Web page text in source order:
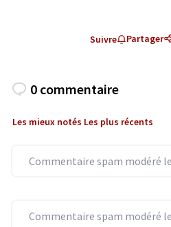
Suivre Partager
0 commentaire
Les mieux notés Les plus récents
Commentaire spam modéré
Commentaire spam modéré